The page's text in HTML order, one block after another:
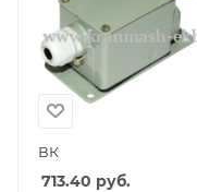
ВК
713.40 руб.